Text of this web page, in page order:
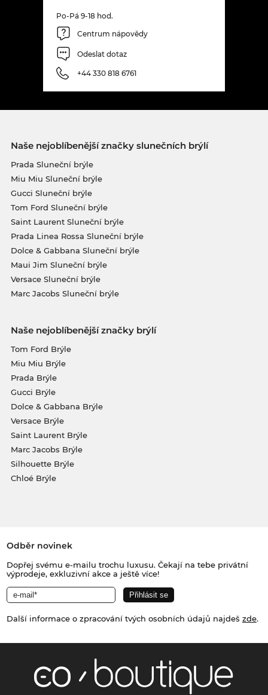
Po-Pá 9-18 hod.
Centrum nápovědy
Odeslat dotaz
+44 330 818 6761
Naše nejoblíbenější značky slunečních brýlí
Prada Sluneční brýle
Miu Miu Sluneční brýle
Gucci Sluneční brýle
Tom Ford Sluneční brýle
Saint Laurent Sluneční brýle
Prada Linea Rossa Sluneční brýle
Dolce & Gabbana Sluneční brýle
Maui Jim Sluneční brýle
Versace Sluneční brýle
Marc Jacobs Sluneční brýle
Naše nejoblíbenější značky brýlí
Tom Ford Brýle
Miu Miu Brýle
Prada Brýle
Gucci Brýle
Dolce & Gabbana Brýle
Versace Brýle
Saint Laurent Brýle
Marc Jacobs Brýle
Silhouette Brýle
Chloé Brýle
Odběr novinek
Dopřej svému e-mailu trochu luxusu. Čekají na tebe privátní
výprodeje, exkluzivní akce a ještě více!
Další informace o zpracování tvých osobních údajů najdeš zde.